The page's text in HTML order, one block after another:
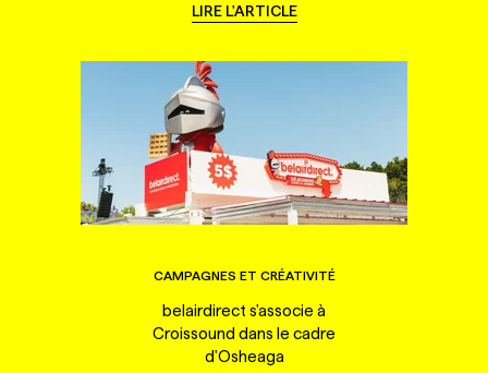
LIRE L'ARTICLE
CAMPAGNES ET CRÉATIVITÉ
belairdirect s'associe à
Croissound dans le cadre
d'Osheaga